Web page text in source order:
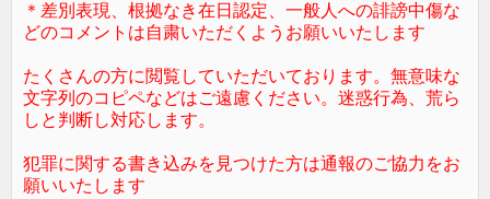
＊差別表現、根拠なき在日認定、一般人への誹謗中傷な
どのコメントは自粛いただくようお願いいたします
たくさんの方に閲覧していただいております。無意味な
文字列のコピペなどはご遠慮ください。迷惑行為、荒ら
しと判断し対応します。
犯罪に関する書き込みを見つけた方は通報のご協力をお
願いいたします